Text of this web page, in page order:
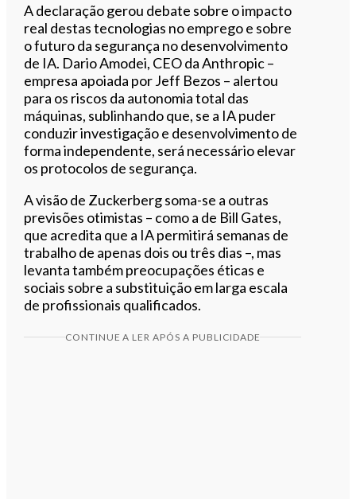
A declaração gerou debate sobre o impacto
real destas tecnologias no emprego e sobre
o futuro da segurança no desenvolvimento
de IA. Dario Amodei, CEO da Anthropic –
empresa apoiada por Jeff Bezos – alertou
para os riscos da autonomia total das
máquinas, sublinhando que, se a IA puder
conduzir investigação e desenvolvimento de
forma independente, será necessário elevar
os protocolos de segurança.
A visão de Zuckerberg soma-se a outras
previsões otimistas – como a de Bill Gates,
que acredita que a IA permitirá semanas de
trabalho de apenas dois ou três dias –, mas
levanta também preocupações éticas e
sociais sobre a substituição em larga escala
de profissionais qualificados.
CONTINUE A LER APÓS A PUBLICIDADE